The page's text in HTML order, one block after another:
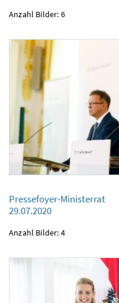
Anzahl Bilder: 6
Pressefoyer-Ministerrat
29.07.2020
Pressefoyer-Ministerrat
29.07.2020
Anzahl Bilder: 4